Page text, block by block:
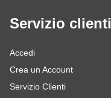
Servizio clienti
Accedi
Crea un Account
Servizio Clienti